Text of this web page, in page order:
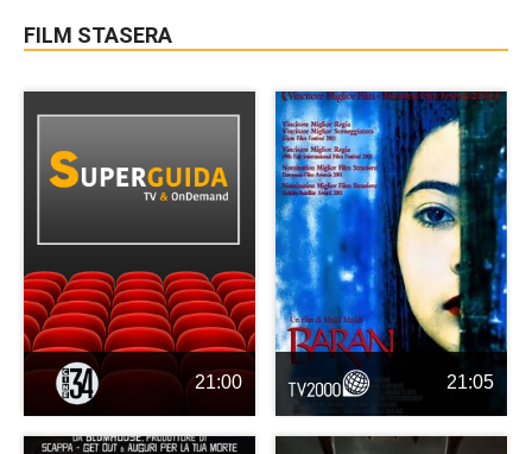
FILM STASERA
21:00 21:05